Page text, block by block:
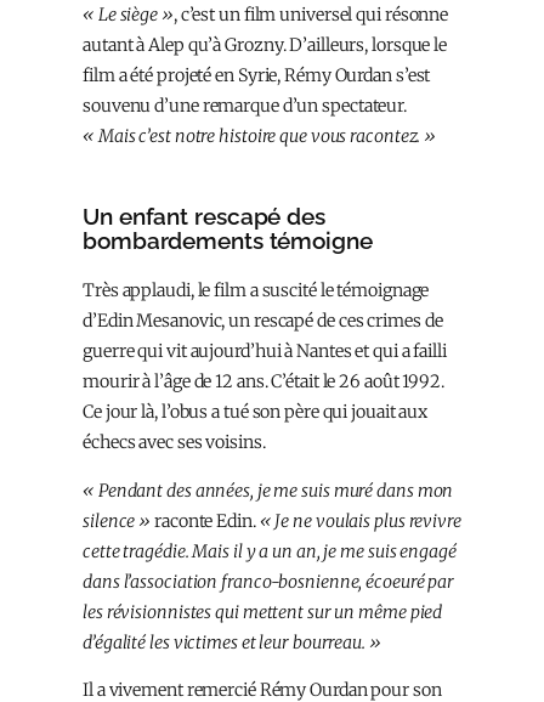
« Le siège », c’est un film universel qui résonne
autant à Alep qu’à Grozny. D’ailleurs, lorsque le
film a été projeté en Syrie, Rémy Ourdan s’est
souvenu d’une remarque d’un spectateur.
« Mais c’est notre histoire que vous racontez. »
Un enfant rescapé des
bombardements témoigne
Très applaudi, le film a suscité le témoignage
d’Edin Mesanovic, un rescapé de ces crimes de
guerre qui vit aujourd’hui à Nantes et qui a failli
mourir à l’âge de 12 ans. C’était le 26 août 1992.
Ce jour là, l’obus a tué son père qui jouait aux
échecs avec ses voisins.
« Pendant des années, je me suis muré dans mon
silence » raconte Edin.« Je ne voulais plus revivre
cette tragédie. Mais il y a un an, je me suis engagé
dans l’association franco-bosnienne, écoeuré par
les révisionnistes qui mettent sur un même pied
d’égalité les victimes et leur bourreau. »
Il a vivement remercié Rémy Ourdan pour son